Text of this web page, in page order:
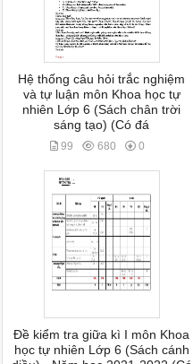
Hệ thống câu hỏi trắc nghiệm
và tự luận môn Khoa học tự
nhiên Lớp 6 (Sách chân trời
sáng tạo) (Có đá
99 680 0
Đề kiểm tra giữa kì I môn Khoa
học tự nhiên Lớp 6 (Sách cánh